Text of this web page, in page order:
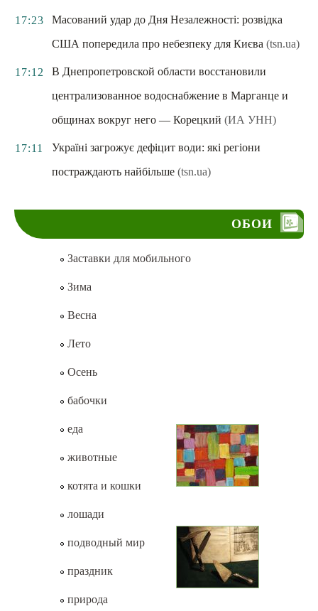
17:23
Масований удар до Дня Незалежності: розвідка
США попередила про небезпеку для Києва (tsn.ua)
17:12
В Днепропетровской области восстановили
централизованное водоснабжение в Марганце и
общинах вокруг него — Корецкий (ИА УНН)
17:11
Україні загрожує дефіцит води: які регіони
постраждають найбільше (tsn.ua)
ОБОИ
Заставки для мобильного
Зима
Весна
Лето
Осень
бабочки
еда
животные
котята и кошки
лошади
подводный мир
праздник
природа